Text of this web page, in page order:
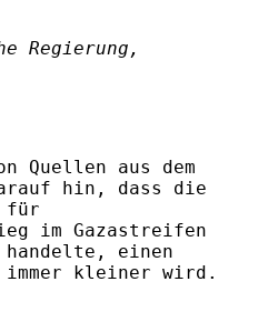
Regierung,
Quellen aus dem
hin, dass die
für
im Gazastreifen
einen
kleiner wird.